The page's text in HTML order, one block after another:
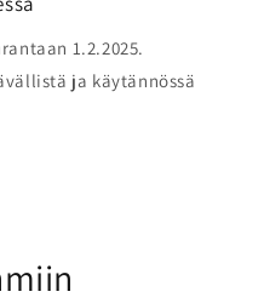
1.2.2025.
ja käytännössä